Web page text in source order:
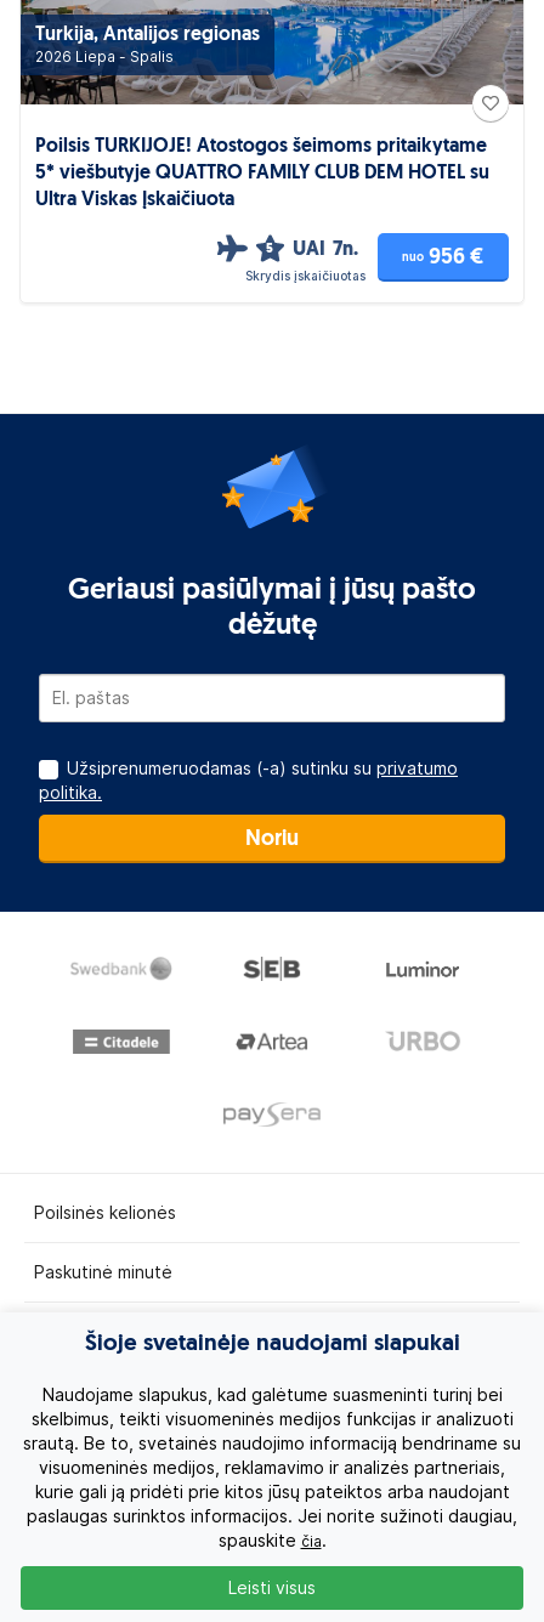
Turkija, Antalijos regionas
2026 Liepa - Spalis
Poilsis TURKIJOJE! Atostogos šeimoms pritaikytame
5* viešbutyje QUATTRO FAMILY CLUB DEM HOTEL su
Ultra Viskas Įskaičiuota
5 UAI 7n.
Skrydis įskaičiuotas
nuo 956 €
Geriausi pasiūlymai į jūsų pašto
dėžutę
Užsiprenumeruodamas (-a) sutinku su privatumo
politika.
Noriu
Poilsinės kelionės
Paskutinė minutė
Egzotinės kelionės
Kruizai
Kelionės po Lietuvą
Apie mus
Privatumo politika
Šioje svetainėje naudojami slapukai
Naudojame slapukus, kad galėtume suasmeninti turinį bei
skelbimus, teikti visuomeninės medijos funkcijas ir analizuoti
srautą. Be to, svetainės naudojimo informaciją bendriname su
visuomeninės medijos, reklamavimo ir analizės partneriais,
kurie gali ją pridėti prie kitos jūsų pateiktos arba naudojant
paslaugas surinktos informacijos. Jei norite sužinoti daugiau,
spauskite čia.
Leisti visus